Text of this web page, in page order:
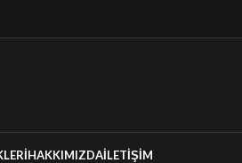
HAKKIMIZDAİLETIŞIM